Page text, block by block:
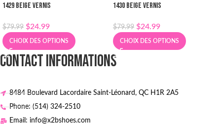
1429 BEIGE VERNIS
$79.99 $24.99
CHOIX DES OPTIONS
1430 BEIGE VERNIS
$79.99 $24.99
CHOIX DES OPTIONS
CONTACT INFORMATIONS
8484 Boulevard Lacordaire Saint-Léonard, QC H1R 2A5
Phone: (514) 324-2510
Email: info@x2bshoes.com